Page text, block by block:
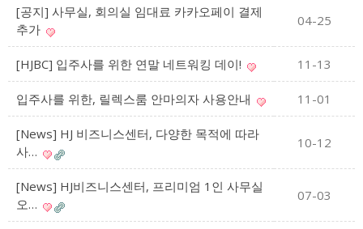
[공지] 사무실, 회의실 임대료 카카오페이 결제
추가
04-25
[HJBC] 입주사를 위한 연말 네트워킹 데이! 11-13
입주사를 위한, 릴렉스룸 안마의자 사용안내 11-01
[News] HJ 비즈니스센터, 다양한 목적에 따라
사…
10-12
[News] HJ비즈니스센터, 프리미엄 1인 사무실
오…
07-03